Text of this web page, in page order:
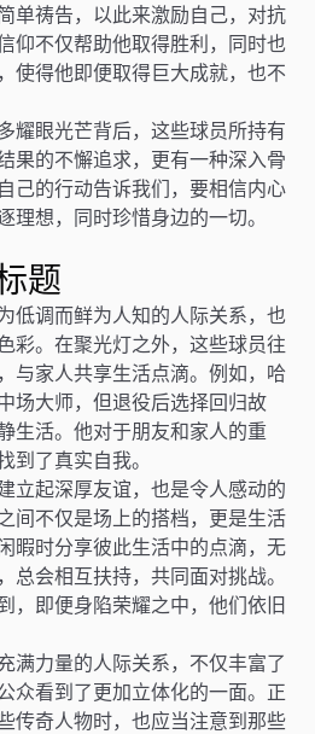
单祷告，以此来激励自己，对抗
仰不仅帮助他取得胜利，同时也
使得他即便取得巨大成就，也不
耀眼光芒背后，这些球员所持有
果的不懈追求，更有一种深入骨
己的行动告诉我们，要相信内心
理想，同时珍惜身边的一切。
题
低调而鲜为人知的人际关系，也
彩。在聚光灯之外，这些球员往
与家人共享生活点滴。例如，哈
场大师，但退役后选择回归故
生活。他对于朋友和家人的重
到了真实自我。
立起深厚友谊，也是令人感动的
间不仅是场上的搭档，更是生活
暇时分享彼此生活中的点滴，无
总会相互扶持，共同面对挑战。
，即便身陷荣耀之中，他们依旧
满力量的人际关系，不仅丰富了
众看到了更加立体化的一面。正
传奇人物时，也应当注意到那些